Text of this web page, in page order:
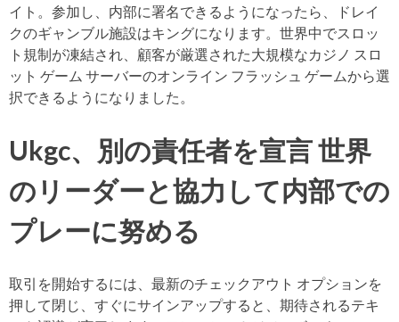
イト。参加し、内部に署名できるようになったら、ドレイ
クのギャンブル施設はキングになります。世界中でスロッ
ト規制が凍結され、顧客が厳選された大規模なカジノ スロ
ット ゲーム サーバーのオンライン フラッシュ ゲームから選
択できるようになりました。
Ukgc、別の責任者を宣言 世界
のリーダーと協力して内部での
プレーに努める
取引を開始するには、最新のチェックアウト オプションを
押して閉じ、すぐにサインアップすると、期待されるテキ